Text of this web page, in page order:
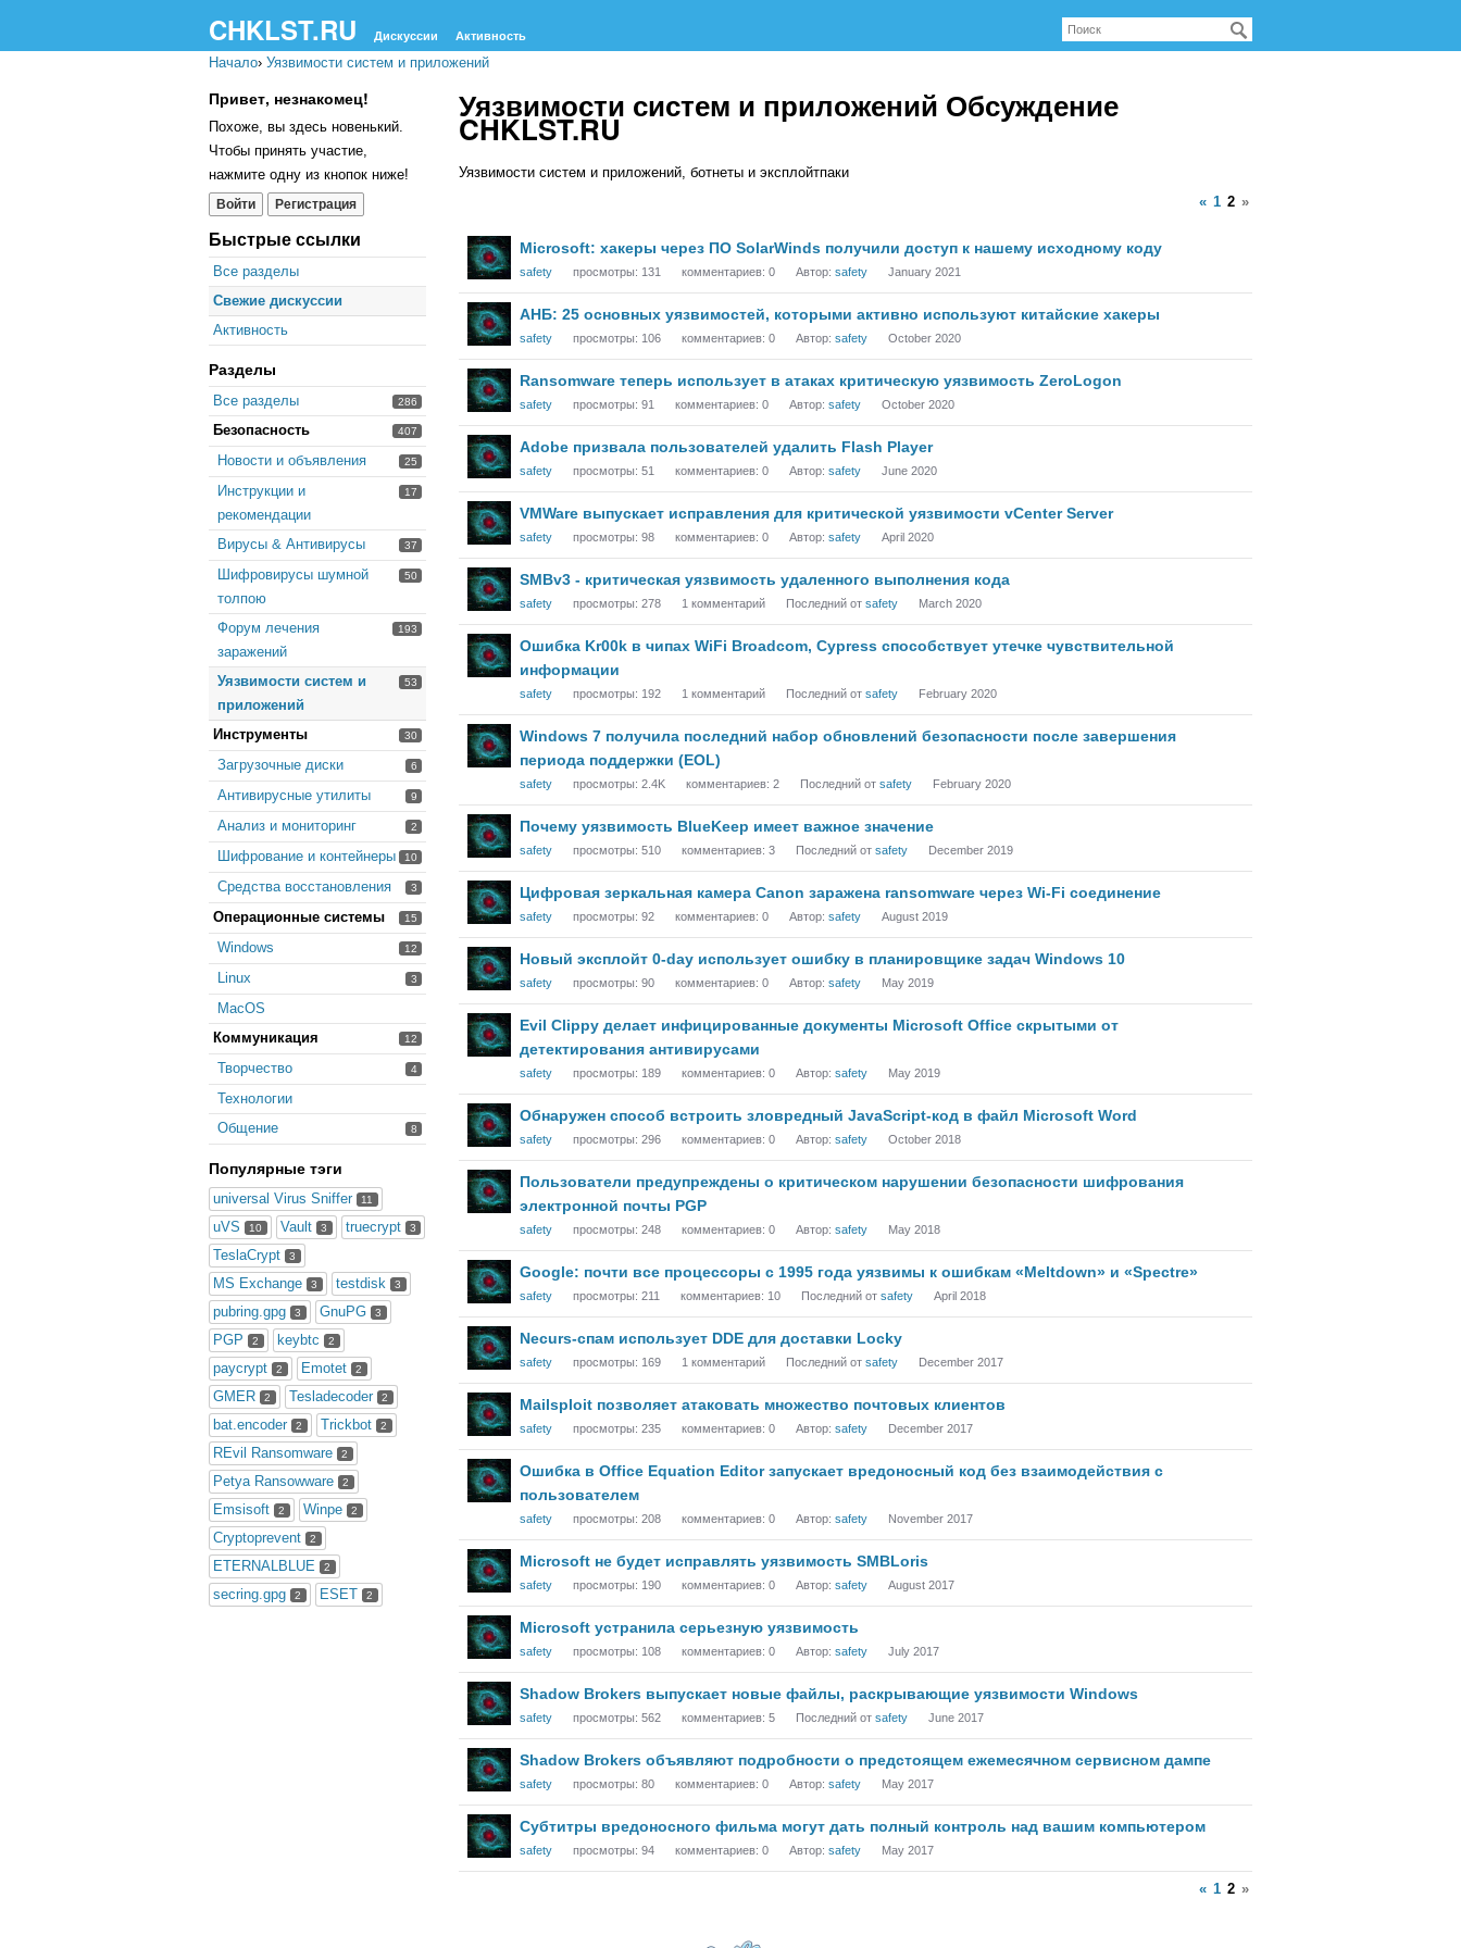
CHKLST.RU Дискуссии Активность
Начало› Уязвимости систем и приложений
Привет, незнакомец!
Похоже, вы здесь новенький.
Чтобы принять участие,
нажмите одну из кнопок ниже!
Войти Регистрация
Быстрые ссылки
Все разделы
Свежие дискуссии
Активность
Разделы
286
Все разделы
407
Безопасность
25
Новости и объявления
17
Инструкции и
рекомендации
37
Вирусы & Антивирусы
50
Шифровирусы шумной
толпою
193
Форум лечения
заражений
53
Уязвимости систем и
приложений
30
Инструменты
6
Загрузочные диски
9
Антивирусные утилиты
2
Анализ и мониторинг
10
Шифрование и контейнеры
3
Средства восстановления
15
Операционные системы
12
Windows
3
Linux
MacOS
12
Коммуникация
4
Творчество
Технологии
8
Общение
Популярные тэги
universal Virus Sniffer 11
uVS 10 Vault 3 truecrypt 3
TeslaCrypt 3
MS Exchange 3 testdisk 3
pubring.gpg 3 GnuPG 3
PGP 2 keybtc 2
paycrypt 2 Emotet 2
GMER 2 Tesladecoder 2
bat.encoder 2 Trickbot 2
REvil Ransomware 2
Petya Ransowware 2
Emsisoft 2 Winpe 2
Cryptoprevent 2
ETERNALBLUE 2
secring.gpg 2 ESET 2
Уязвимости систем и приложений Обсуждение
CHKLST.RU
Уязвимости систем и приложений, ботнеты и эксплойтпаки
« 1 2 »
Список
обсуждений
Microsoft: хакеры через ПО SolarWinds получили доступ к нашему исходному коду
safety просмотры: 131 комментариев: 0 Автор: safety January 2021
АНБ: 25 основных уязвимостей, которыми активно используют китайские хакеры
safety просмотры: 106 комментариев: 0 Автор: safety October 2020
Ransomware теперь использует в атаках критическую уязвимость ZeroLogon
safety просмотры: 91 комментариев: 0 Автор: safety October 2020
Adobe призвала пользователей удалить Flash Player
safety просмотры: 51 комментариев: 0 Автор: safety June 2020
VMWare выпускает исправления для критической уязвимости vCenter Server
safety просмотры: 98 комментариев: 0 Автор: safety April 2020
SMBv3 - критическая уязвимость удаленного выполнения кода
safety просмотры: 278 1 комментарий Последний от safety March 2020
Ошибка Kr00k в чипах WiFi Broadcom, Cypress способствует утечке чувствительной
информации
safety просмотры: 192 1 комментарий Последний от safety February 2020
Windows 7 получила последний набор обновлений безопасности после завершения
периода поддержки (EOL)
safety просмотры: 2.4K комментариев: 2 Последний от safety February 2020
Почему уязвимость BlueKeep имеет важное значение
safety просмотры: 510 комментариев: 3 Последний от safety December 2019
Цифровая зеркальная камера Canon заражена ransomware через Wi-Fi соединение
safety просмотры: 92 комментариев: 0 Автор: safety August 2019
Новый эксплойт 0-day использует ошибку в планировщике задач Windows 10
safety просмотры: 90 комментариев: 0 Автор: safety May 2019
Evil Clippy делает инфицированные документы Microsoft Office скрытыми от
детектирования антивирусами
safety просмотры: 189 комментариев: 0 Автор: safety May 2019
Обнаружен способ встроить зловредный JavaScript-код в файл Microsoft Word
safety просмотры: 296 комментариев: 0 Автор: safety October 2018
Пользователи предупреждены о критическом нарушении безопасности шифрования
электронной почты PGP
safety просмотры: 248 комментариев: 0 Автор: safety May 2018
Google: почти все процессоры с 1995 года уязвимы к ошибкам «Meltdown» и «Spectre»
safety просмотры: 211 комментариев: 10 Последний от safety April 2018
Necurs-спам использует DDE для доставки Locky
safety просмотры: 169 1 комментарий Последний от safety December 2017
Mailsploit позволяет атаковать множество почтовых клиентов
safety просмотры: 235 комментариев: 0 Автор: safety December 2017
Ошибка в Office Equation Editor запускает вредоносный код без взаимодействия с
пользователем
safety просмотры: 208 комментариев: 0 Автор: safety November 2017
Microsoft не будет исправлять уязвимость SMBLoris
safety просмотры: 190 комментариев: 0 Автор: safety August 2017
Microsoft устранила серьезную уязвимость
safety просмотры: 108 комментариев: 0 Автор: safety July 2017
Shadow Brokers выпускает новые файлы, раскрывающие уязвимости Windows
safety просмотры: 562 комментариев: 5 Последний от safety June 2017
Shadow Brokers объявляют подробности о предстоящем ежемесячном сервисном дампе
safety просмотры: 80 комментариев: 0 Автор: safety May 2017
Субтитры вредоносного фильма могут дать полный контроль над вашим компьютером
safety просмотры: 94 комментариев: 0 Автор: safety May 2017
« 1 2 »